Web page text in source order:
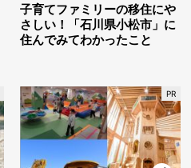
子育てファミリーの移住にや
さしい！「石川県小松市」に
住んでみてわかったこと